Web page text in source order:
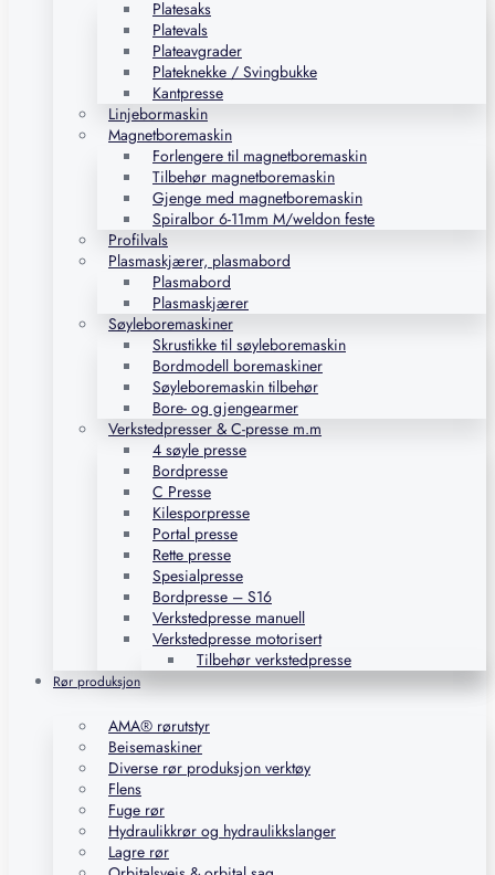
Platesaks
Platevals
Plateavgrader
Plateknekke / Svingbukke
Kantpresse
Linjebormaskin
Magnetboremaskin
Forlengere til magnetboremaskin
Tilbehør magnetboremaskin
Gjenge med magnetboremaskin
Spiralbor 6-11mm M/weldon feste
Profilvals
Plasmaskjærer, plasmabord
Plasmabord
Plasmaskjærer
Søyleboremaskiner
Skrustikke til søyleboremaskin
Bordmodell boremaskiner
Søyleboremaskin tilbehør
Bore- og gjengearmer
Verkstedpresser & C-presse m.m
4 søyle presse
Bordpresse
C Presse
Kilesporpresse
Portal presse
Rette presse
Spesialpresse
Bordpresse – S16
Verkstedpresse manuell
Verkstedpresse motorisert
Tilbehør verkstedpresse
Rør produksjon
AMA® rørutstyr
Beisemaskiner
Diverse rør produksjon verktøy
Flens
Fuge rør
Hydraulikkrør og hydraulikkslanger
Lagre rør